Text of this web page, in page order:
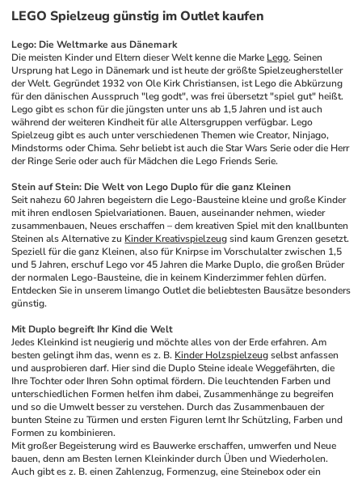
LEGO Spielzeug günstig im Outlet kaufen
Lego: Die Weltmarke aus Dänemark
Die meisten Kinder und Eltern dieser Welt kenne die Marke Lego. Seinen
Ursprung hat Lego in Dänemark und ist heute der größte Spielzeughersteller
der Welt. Gegründet 1932 von Ole Kirk Christiansen, ist Lego die Abkürzung
für den dänischen Ausspruch "leg godt", was frei übersetzt "spiel gut" heißt.
Lego gibt es schon für die jüngsten unter uns ab 1,5 Jahren und ist auch
während der weiteren Kindheit für alle Altersgruppen verfügbar. Lego
Spielzeug gibt es auch unter verschiedenen Themen wie Creator, Ninjago,
Mindstorms oder Chima. Sehr beliebt ist auch die Star Wars Serie oder die Herr
der Ringe Serie oder auch für Mädchen die Lego Friends Serie.
Stein auf Stein: Die Welt von Lego Duplo für die ganz Kleinen
Seit nahezu 60 Jahren begeistern die Lego-Bausteine kleine und große Kinder
mit ihren endlosen Spielvariationen. Bauen, auseinander nehmen, wieder
zusammenbauen, Neues erschaffen – dem kreativen Spiel mit den knallbunten
Steinen als Alternative zu Kinder Kreativspielzeug sind kaum Grenzen gesetzt.
Speziell für die ganz Kleinen, also für Knirpse im Vorschulalter zwischen 1,5
und 5 Jahren, erschuf Lego vor 45 Jahren die Marke Duplo, die großen Brüder
der normalen Lego-Bausteine, die in keinem Kinderzimmer fehlen dürfen.
Entdecken Sie in unserem limango Outlet die beliebtesten Bausätze besonders
günstig.
Mit Duplo begreift Ihr Kind die Welt
Jedes Kleinkind ist neugierig und möchte alles von der Erde erfahren. Am
besten gelingt ihm das, wenn es z. B. Kinder Holzspielzeug selbst anfassen
und ausprobieren darf. Hier sind die Duplo Steine ideale Weggefährten, die
Ihre Tochter oder Ihren Sohn optimal fördern. Die leuchtenden Farben und
unterschiedlichen Formen helfen ihm dabei, Zusammenhänge zu begreifen
und so die Umwelt besser zu verstehen. Durch das Zusammenbauen der
bunten Steine zu Türmen und ersten Figuren lernt Ihr Schützling, Farben und
Formen zu kombinieren.
Mit großer Begeisterung wird es Bauwerke erschaffen, umwerfen und Neue
bauen, denn am Besten lernen Kleinkinder durch Üben und Wiederholen.
Auch gibt es z. B. einen Zahlenzug, Formenzug, eine Steinebox oder ein